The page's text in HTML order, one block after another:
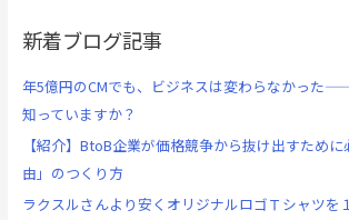
新着ブログ記事
年5億円のCMでも、ビジネスは変わらなかった
知っていますか？
【紹介】BtoB企業が価格競争から抜け出すため
由」のつくり方
ラクスルさんより安くオリジナルロゴＴシャツを